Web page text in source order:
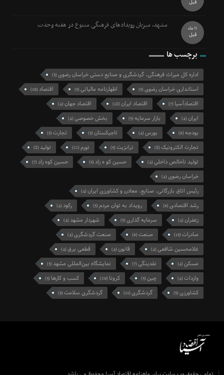
قبل
مشهد، میزبان رویدادهای فرهنگی متنوع در هفته وحدت 11 ماه
قبل
برچسب ها
اداره کل میراث فرهنگی، گردشگری و صنایع دستی خراسان رضوی(3)
استانداری خراسان رضوی(5) اظهارنامه مالیاتی(5) اقتصاد(10)
اقتصادآسیا (7) اقتصاد ایران(18) اقتصاد جهان(4)
ایران(4) بازار سرمایه(5) بخش خصوصی(4)
بودجه(6) بورس(4) تاجیکستان(3) تجارت(5)
تجارت الکترونیک(8) ترانزیت(5) تورم(12) تولید(8)
تولید ناخالص داخلی(4) حسین کو ه زاد(5) حسین کوه زاد(7)
خراسان رضوی(4)
رئیس اتاق بازرگانی، صنایع، معادن و کشاورزی ایران(4)
رشد اقتصادی(6) رویداد به توان مردم(5) رکود(4)
زعفران(4) سرمایه گذاری(5) شهردار مشهد(4)
صادرات(13) صنعت(6) صنعت گردشگری(4)
غلامحسین شافعی(4) قانون(4) قطعی برق(4)
مسکن(4) نقدینگی(7) نمایشگاه بین‌المللی مشهد(3)
واردات(4) چین(3) کرونا (20) کسب و کارها (3)
کشاورزی(5) گردشگری(11) گردشگری سلامت(3)